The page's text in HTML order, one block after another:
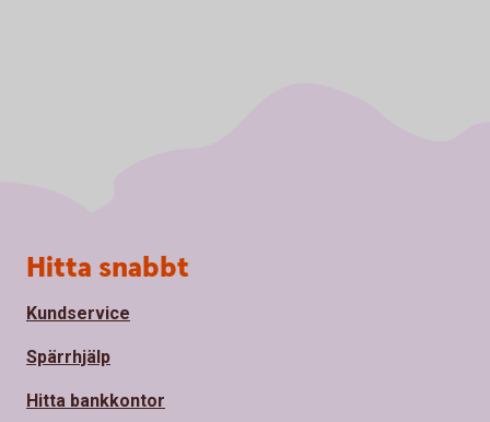
Sidfot
Hitta snabbt
Kundservice
Spärrhjälp
Hitta bankkontor